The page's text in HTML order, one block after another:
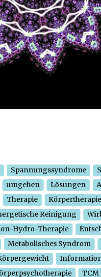
Spannungssyndrome
umgehen Lösungen
Therapie
Körpertherapie
Reinigung
Hydro-Therapie
Metabolisches Syndrom
TCM